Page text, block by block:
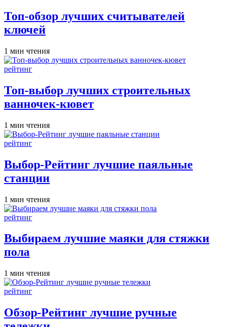
Топ-обзор лучших считывателей
ключей
Расчётное
время
чтения
1 мин чтения
Опубликовано
рейтинг
Топ-выбор лучших строительных
ванночек-кювет
Расчётное
время
чтения
1 мин чтения
Опубликовано
рейтинг
Выбор-Рейтинг лучшие паяльные
станции
Расчётное
время
чтения
1 мин чтения
Опубликовано
рейтинг
Выбираем лучшие маяки для стяжки
пола
Расчётное
время
чтения
1 мин чтения
Опубликовано
рейтинг
Обзор-Рейтинг лучшие ручные